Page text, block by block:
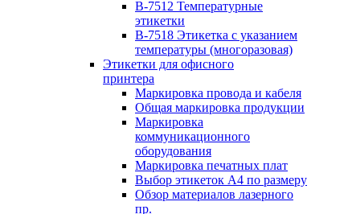
B-7512 Температурные
этикетки
B-7518 Этикетка с указанием
температуры (многоразовая)
Этикетки для офисного
принтера
Маркировка провода и кабеля
Общая маркировка продукции
Маркировка
коммуникационного
оборудования
Маркировка печатных плат
Выбор этикеток А4 по размеру
Обзор материалов лазерного
пр.